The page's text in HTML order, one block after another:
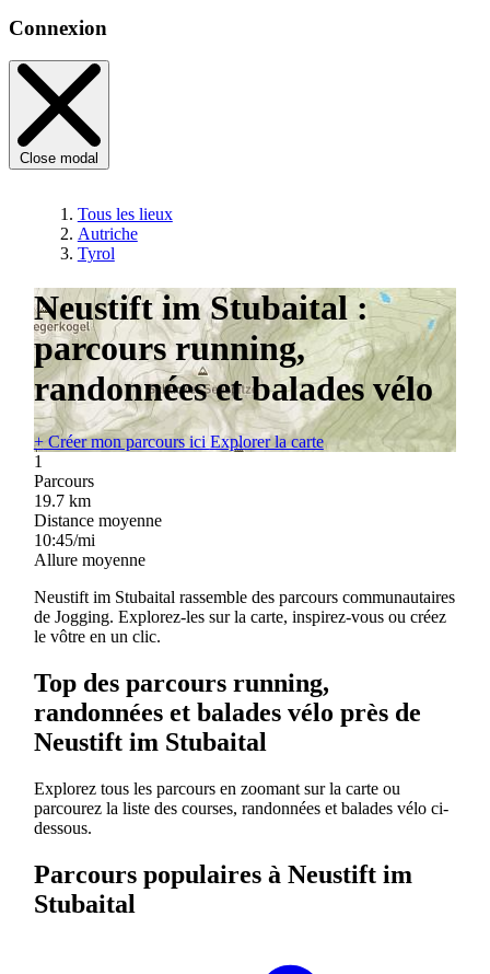
Connexion
Close modal
Tous les lieux
Autriche
Tyrol
Neustift im Stubaital :
parcours running,
randonnées et balades vélo
+Créer mon parcours ici Explorer la carte
1
Parcours
19.7 km
Distance moyenne
10:45/mi
Allure moyenne
Neustift im Stubaital rassemble des parcours communautaires
de Jogging. Explorez-les sur la carte, inspirez-vous ou créez
le vôtre en un clic.
Top des parcours running,
randonnées et balades vélo près de
Neustift im Stubaital
Explorez tous les parcours en zoomant sur la carte ou
parcourez la liste des courses, randonnées et balades vélo ci-
dessous.
Parcours populaires à Neustift im
Stubaital